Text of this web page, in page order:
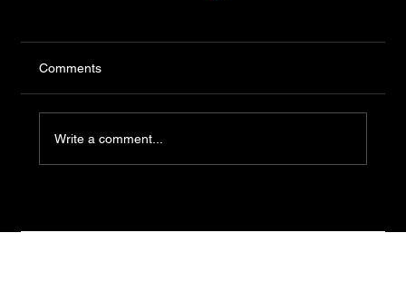
Comments
Write a comment...